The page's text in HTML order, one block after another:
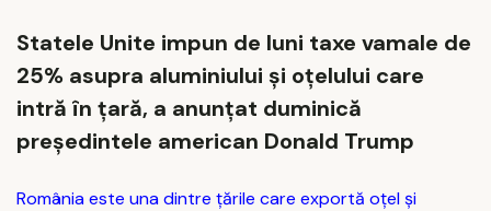
Statele Unite impun de luni taxe vamale de
25% asupra aluminiului şi oţelului care
intră în ţară, a anunţat duminică
preşedintele american Donald Trump
România este una dintre țările care exportă oțel și